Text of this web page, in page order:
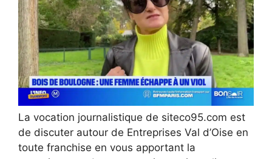
La vocation journalistique de siteco95.com est
de discuter autour de Entreprises Val d’Oise en
toute franchise en vous apportant la